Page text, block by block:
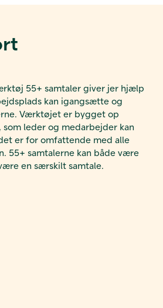
55+ samtaler giver jer hjælp
kan igangsætte og
Værktøjet er bygget op
leder og medarbejder kan
er for omfattende med alle
55+ samtalerne kan både være
en særskilt samtale.